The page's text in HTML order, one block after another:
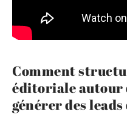
Comment
éditoriale autour
générer des